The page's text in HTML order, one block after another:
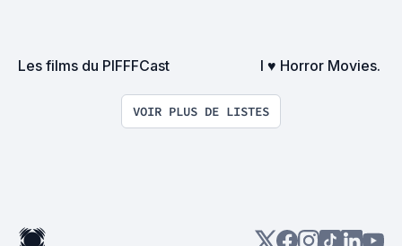
Les films du PIFFFCast I ♥ Horror Movies.
VOIR PLUS DE LISTES